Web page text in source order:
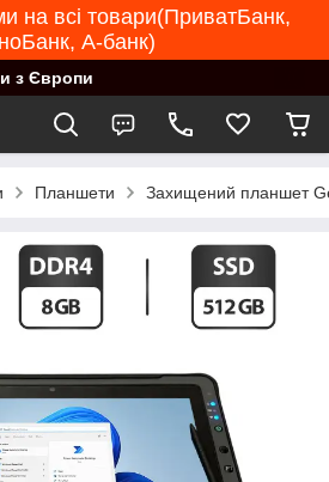
на всі товари(ПриватБанк,
А-банк)
з Європи
Планшети Захищений планшет